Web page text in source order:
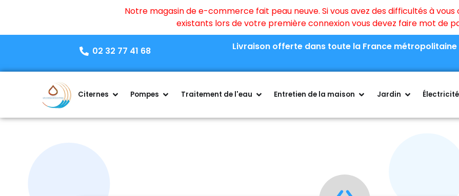
Notre magasin de e-commerce fait peau neuve. Si vous avez des difficultés à
existants lors de votre première connexion vous devez faire mot de
02 32 77 41 68 Livraison offerte dans toute la France métropolitaine
Citernes Pompes Traitement de l'eau Entretien de la maison Jardin Électricité